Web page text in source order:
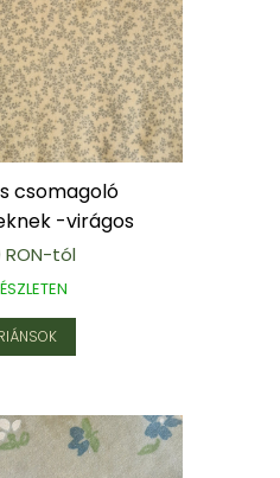
csomagoló
-virágos
RON-tól